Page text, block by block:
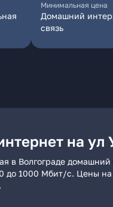
Минимальная цена
Домашний
связь
на ул
в Волгограде
до 1000 Мбит/с. Цены